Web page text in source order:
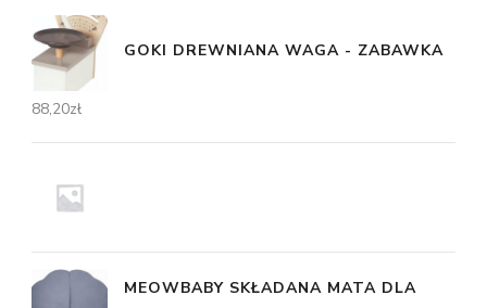
GOKI DREWNIANA WAGA - ZABAWKA
88,20zł
MEOWBABY SKŁADANA MATA DLA